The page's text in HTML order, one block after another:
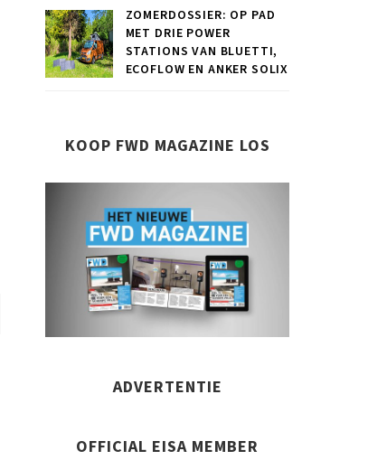
ZOMERDOSSIER: OP PAD
MET DRIE POWER
STATIONS VAN BLUETTI,
ECOFLOW EN ANKER SOLIX
KOOP FWD MAGAZINE LOS
ADVERTENTIE
OFFICIAL EISA MEMBER